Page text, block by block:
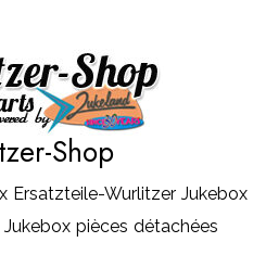
Shop
Ersatzteile-Wurlitzer Jukebox
pièces détachées